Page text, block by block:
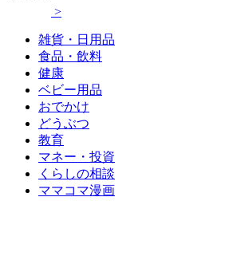
>
雑貨・日用品
食品・飲料
健康
ベビー用品
おでかけ
どうぶつ
教育
マネー・投資
くらしの相談
ママコマ漫画